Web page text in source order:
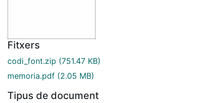
Fitxers
codi_font.zip (751.47 KB)
memoria.pdf (2.05 MB)
Tipus de document